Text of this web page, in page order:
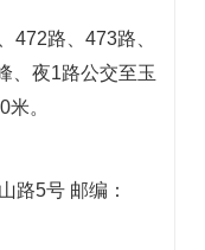
472路、473路、
、夜1路公交至玉
。
路5号 邮编：